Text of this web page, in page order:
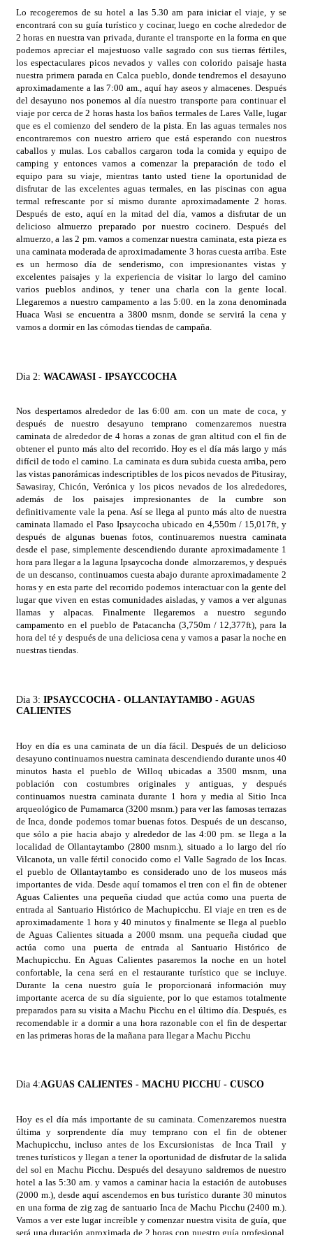
Lo recogeremos de su hotel a las 5.30 am para iniciar el viaje, y se
encontrará con su guía turístico y cocinar, luego en coche alrededor de
2 horas en nuestra van privada, durante el transporte en la forma en que
podemos apreciar el majestuoso valle sagrado con sus tierras fértiles,
los espectaculares picos nevados y valles con colorido paisaje hasta
nuestra primera parada en Calca pueblo, donde tendremos el desayuno
aproximadamente a las 7:00 am., aquí hay aseos y almacenes. Después
del desayuno nos ponemos al día nuestro transporte para continuar el
viaje por cerca de 2 horas hasta los baños termales de Lares Valle, lugar
que es el comienzo del sendero de la pista. En las aguas termales nos
encontraremos con nuestro arriero que está esperando con nuestros
caballos y mulas. Los caballos cargaron toda la comida y equipo de
camping y entonces vamos a comenzar la preparación de todo el
equipo para su viaje, mientras tanto usted tiene la oportunidad de
disfrutar de las excelentes aguas termales, en las piscinas con agua
termal refrescante por sí mismo durante aproximadamente 2 horas.
Después de esto, aquí en la mitad del día, vamos a disfrutar de un
delicioso almuerzo preparado por nuestro cocinero. Después del
almuerzo, a las 2 pm. vamos a comenzar nuestra caminata, esta pieza es
una caminata moderada de aproximadamente 3 horas cuesta arriba. Este
es un hermoso día de senderismo, con impresionantes vistas y
excelentes paisajes y la experiencia de visitar lo largo del camino
varios pueblos andinos, y tener una charla con la gente local.
Llegaremos a nuestro campamento a las 5:00. en la zona denominada
Huaca Wasi se encuentra a 3800 msnm, donde se servirá la cena y
vamos a dormir en las cómodas tiendas de campaña.
Dia 2: WACAWASI - IPSAYCCOCHA
Nos despertamos alrededor de las 6:00 am. con un mate de coca, y
después de nuestro desayuno temprano comenzaremos nuestra
caminata de alrededor de 4 horas a zonas de gran altitud con el fin de
obtener el punto más alto del recorrido. Hoy es el día más largo y más
difícil de todo el camino. La caminata es dura subida cuesta arriba, pero
las vistas panorámicas indescriptibles de los picos nevados de Pitusiray,
Sawasiray, Chicón, Verónica y los picos nevados de los alrededores,
además de los paisajes impresionantes de la cumbre son
definitivamente vale la pena. Así se llega al punto más alto de nuestra
caminata llamado el Paso Ipsaycocha ubicado en 4,550m / 15,017ft, y
después de algunas buenas fotos, continuaremos nuestra caminata
desde el pase, simplemente descendiendo durante aproximadamente 1
hora para llegar a la laguna Ipsaycocha donde almorzaremos, y después
de un descanso, continuamos cuesta abajo durante aproximadamente 2
horas y en esta parte del recorrido podemos interactuar con la gente del
lugar que viven en estas comunidades aisladas, y vamos a ver algunas
llamas y alpacas. Finalmente llegaremos a nuestro segundo
campamento en el pueblo de Patacancha (3,750m / 12,377ft), para la
hora del té y después de una deliciosa cena y vamos a pasar la noche en
nuestras tiendas.
Dia 3: IPSAYCCOCHA - OLLANTAYTAMBO - AGUAS
CALIENTES
Hoy en día es una caminata de un día fácil. Después de un delicioso
desayuno continuamos nuestra caminata descendiendo durante unos 40
minutos hasta el pueblo de Willoq ubicadas a 3500 msnm, una
población con costumbres originales y antiguas, y después
continuamos nuestra caminata durante 1 hora y media al Sitio Inca
arqueológico de Pumamarca (3200 msnm.) para ver las famosas terrazas
de Inca, donde podemos tomar buenas fotos. Después de un descanso,
que sólo a pie hacia abajo y alrededor de las 4:00 pm. se llega a la
localidad de Ollantaytambo (2800 msnm.), situado a lo largo del río
Vilcanota, un valle fértil conocido como el Valle Sagrado de los Incas.
el pueblo de Ollantaytambo es considerado uno de los museos más
importantes de vida. Desde aquí tomamos el tren con el fin de obtener
Aguas Calientes una pequeña ciudad que actúa como una puerta de
entrada al Santuario Histórico de Machupicchu. El viaje en tren es de
aproximadamente 1 hora y 40 minutos y finalmente se llega al pueblo
de Aguas Calientes situada a 2000 msnm. una pequeña ciudad que
actúa como una puerta de entrada al Santuario Histórico de
Machupicchu. En Aguas Calientes pasaremos la noche en un hotel
confortable, la cena será en el restaurante turístico que se incluye.
Durante la cena nuestro guía le proporcionará información muy
importante acerca de su día siguiente, por lo que estamos totalmente
preparados para su visita a Machu Picchu en el último día. Después, es
recomendable ir a dormir a una hora razonable con el fin de despertar
en las primeras horas de la mañana para llegar a Machu Picchu
Dia 4:AGUAS CALIENTES - MACHU PICCHU - CUSCO
Hoy es el día más importante de su caminata. Comenzaremos nuestra
última y sorprendente día muy temprano con el fin de obtener
Machupicchu, incluso antes de los Excursionistas de Inca Trail y
trenes turísticos y llegan a tener la oportunidad de disfrutar de la salida
del sol en Machu Picchu. Después del desayuno saldremos de nuestro
hotel a las 5:30 am. y vamos a caminar hacia la estación de autobuses
(2000 m.), desde aquí ascendemos en bus turístico durante 30 minutos
en una forma de zig zag de santuario Inca de Machu Picchu (2400 m.).
Vamos a ver este lugar increíble y comenzar nuestra visita de guía, que
será una duración aproximada de 2 horas con nuestro guía profesional,